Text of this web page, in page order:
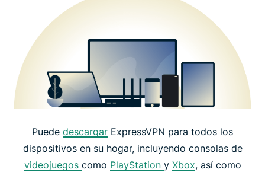
Puede descargar ExpressVPN para todos los
dispositivos en su hogar, incluyendo consolas de
videojuegos como PlayStation y Xbox, así como